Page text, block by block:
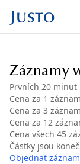
Záznamy
Prvních 20 minut
Cena za 1
Cena za 3
Cena za 12
Cena všech 45
Částky jsou
Objednat záznam